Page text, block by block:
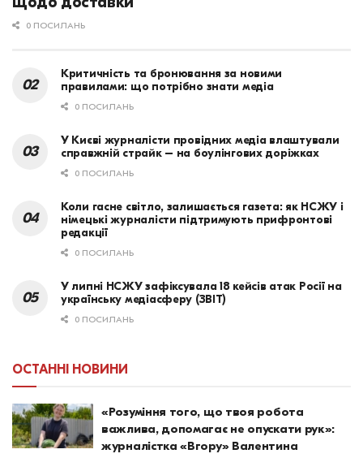
0 ПОСИЛАНЬ
Критичність та бронювання за новими
правилами: що потрібно знати медіа
0 ПОСИЛАНЬ
У Києві журналісти провідних медіа влаштували
справжній страйк – на боулінгових доріжках
0 ПОСИЛАНЬ
Коли гасне світло, залишається газета: як НСЖУ і
німецькі журналісти підтримують прифронтові
редакції
0 ПОСИЛАНЬ
У липні НСЖУ зафіксувала 18 кейсів атак Росії на
українську медіасферу (ЗВІТ)
0 ПОСИЛАНЬ
ОСТАННІ НОВИНИ
«Розуміння того, що твоя робота
важлива, допомагає не опускати рук»:
журналістка «Вгору» Валентина